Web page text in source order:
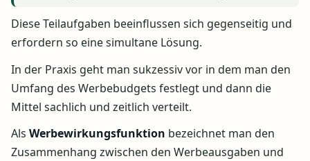
Diese Teilaufgaben beeinflussen sich gegenseitig und
erfordern so eine simultane Lösung.
In der Praxis geht man sukzessiv vor in dem man den
Umfang des Werbebudgets festlegt und dann die
Mittel sachlich und zeitlich verteilt.
Als Werbewirkungsfunktion bezeichnet man den
Zusammenhang zwischen den Werbeausgaben und